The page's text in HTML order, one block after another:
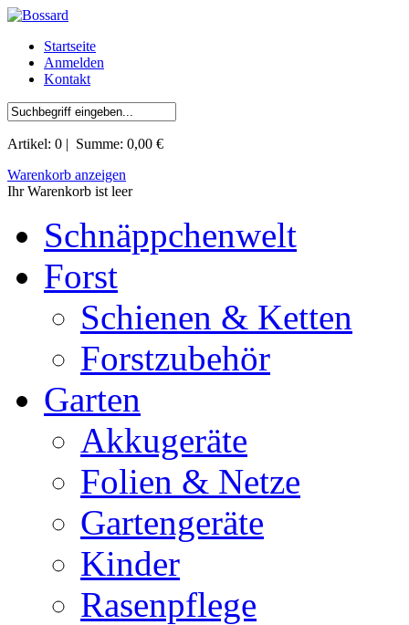
Startseite
Anmelden
Kontakt
Artikel: 0 | Summe: 0,00 €
Warenkorb anzeigen
Ihr Warenkorb ist leer
Schnäppchenwelt
Forst
Schienen & Ketten
Forstzubehör
Garten
Akkugeräte
Folien & Netze
Gartengeräte
Kinder
Rasenpflege